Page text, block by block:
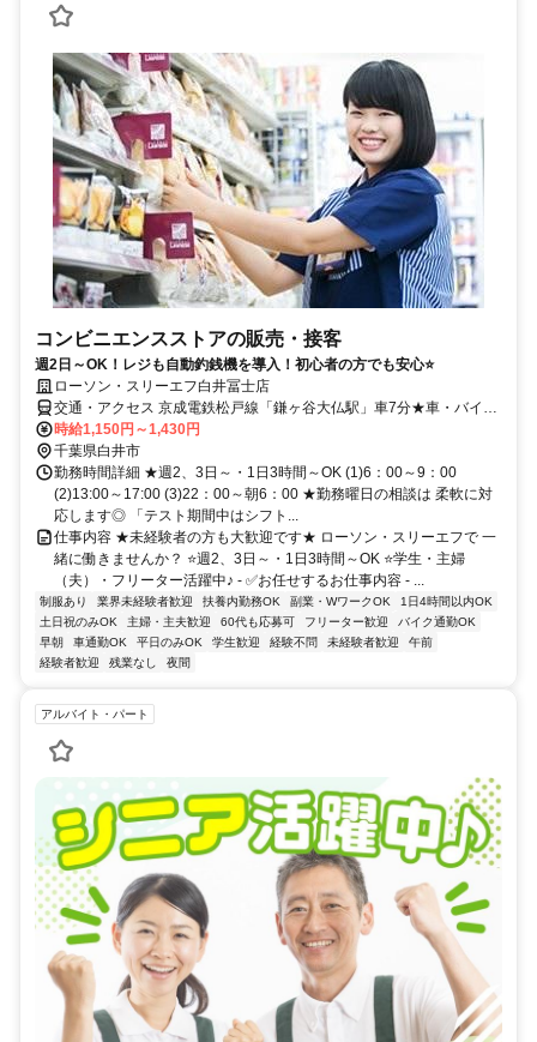
コンビニエンスストアの販売・接客
週2日～OK！レジも自動釣銭機を導入！初心者の方でも安心⭐
ローソン・スリーエフ白井冨士店
交通・アクセス 京成電鉄松戸線「鎌ヶ谷大仏駅」車7分★車・バイ
ク・自転車通勤OK
時給1,150円～1,430円
千葉県白井市
勤務時間詳細 ★週2、3日～・1日3時間～OK (1)6：00～9：00
(2)13:00～17:00 (3)22：00～朝6：00 ★勤務曜日の相談は 柔軟に対
応します◎ 「テスト期間中はシフト...
仕事内容 ★未経験者の方も大歓迎です★ ローソン・スリーエフで 一
緒に働きませんか？ ⭐週2、3日～・1日3時間～OK ⭐学生・主婦
（夫）・フリーター活躍中♪ - ✅お任せするお仕事内容 - ...
制服あり 業界未経験者歓迎 扶養内勤務OK 副業・WワークOK
1日4時間以内OK
土日祝のみOK
主婦・主夫歓迎 60代も応募可 フリーター歓迎
バイク通勤OK
早朝
車通勤OK 平日のみOK 学生歓迎 経験不問 未経験者歓迎
午前
経験者歓迎
残業なし 夜間
アルバイト・パート